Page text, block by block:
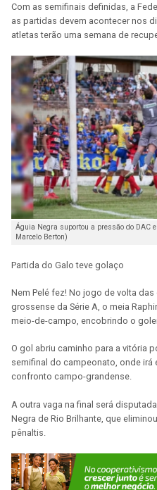
Com as semifinais definidas, a
as partidas devem acontecer nos
atletas terão uma semana de
Águia Negra suportou a pressão do DAC
Marcelo Berton)
Partida do Galo teve golaço
Nem Pelé fez! No jogo de volta
grossense da Série A, o meia
meio-de-campo, encobrindo o
O gol abriu caminho para a vitória
semifinal do campeonato, onde irá
confronto campo-grandense.
A outra vaga na final será
Negra de Rio Brilhante, que
pênaltis.